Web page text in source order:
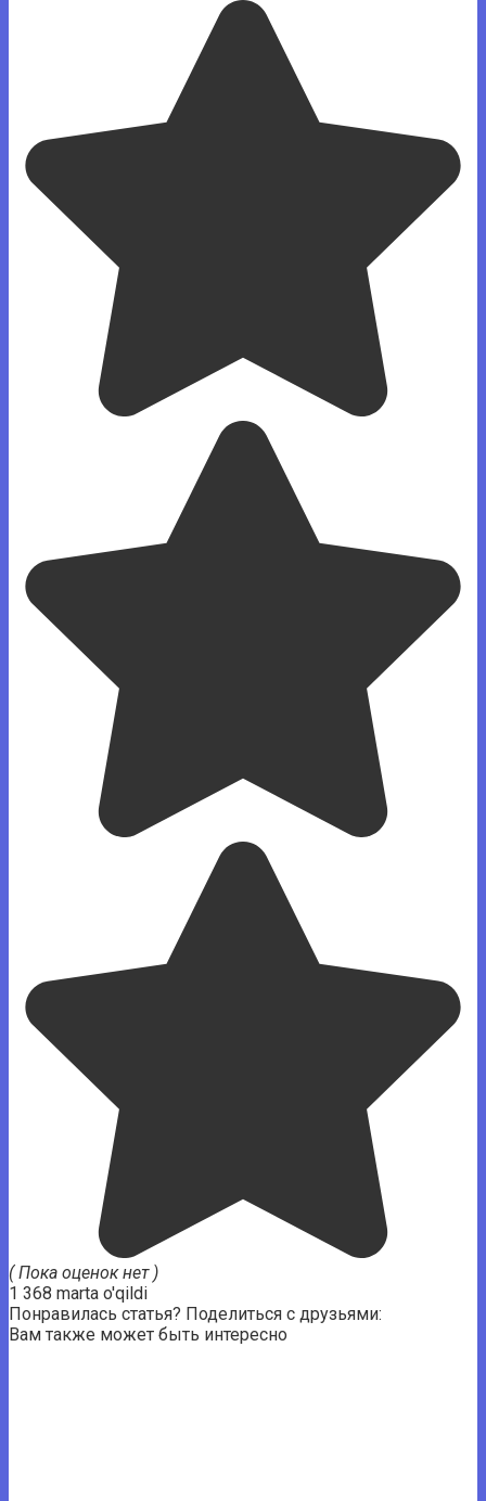
( Пока оценок нет )
1 368 marta o'qildi
Понравилась статья? Поделиться с друзьями:
Вам также может быть интересно